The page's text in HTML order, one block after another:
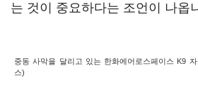
는 것이 중요하다는 조언이 나옵
중동 사막을 달리고 있는 한화에어로스페이스 K9
스)